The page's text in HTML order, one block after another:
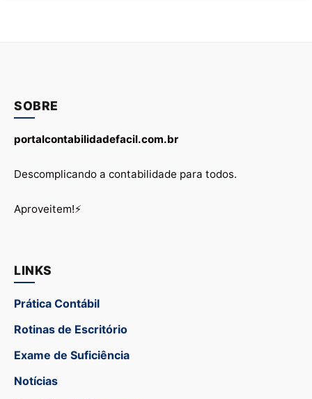
SOBRE
portalcontabilidadefacil.com.br
Descomplicando a contabilidade para todos.
Aproveitem!⚡
LINKS
Prática Contábil
Rotinas de Escritório
Exame de Suficiência
Notícias